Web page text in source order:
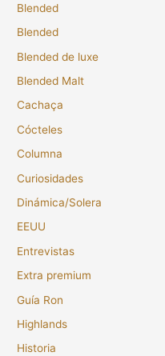
Blended
Blended
Blended de luxe
Blended Malt
Cachaça
Cócteles
Columna
Curiosidades
Dinámica/Solera
EEUU
Entrevistas
Extra premium
Guía Ron
Highlands
Historia